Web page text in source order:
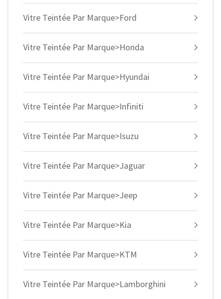
Vitre Teintée Par Marque>Ford
Vitre Teintée Par Marque>Honda
Vitre Teintée Par Marque>Hyundai
Vitre Teintée Par Marque>Infiniti
Vitre Teintée Par Marque>Isuzu
Vitre Teintée Par Marque>Jaguar
Vitre Teintée Par Marque>Jeep
Vitre Teintée Par Marque>Kia
Vitre Teintée Par Marque>KTM
Vitre Teintée Par Marque>Lamborghini